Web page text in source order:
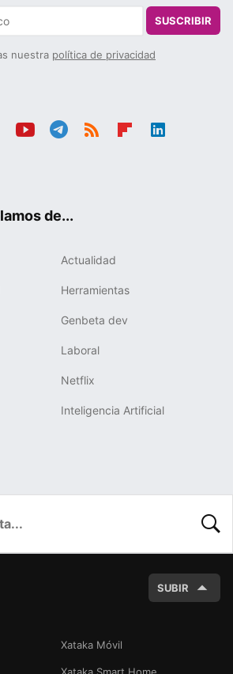
SUSCRIBIR
nuestra política de privacidad
de...
Actualidad
Herramientas
Genbeta dev
Laboral
Netflix
Inteligencia Artificial
SUBIR
Xataka Móvil